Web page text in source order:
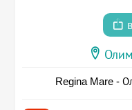
Regina Mare -